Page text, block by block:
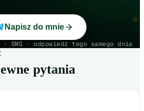
Napisz do mnie
· SMS · odpowiedź tego samego dnia
pytania